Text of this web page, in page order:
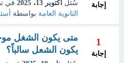
إجابة سُئل أكتوبر 13، 2025 في
الثانوية العامة بواسطة
1
إجابة
متى يكون الشغل
يكون الشعل سالباً؟